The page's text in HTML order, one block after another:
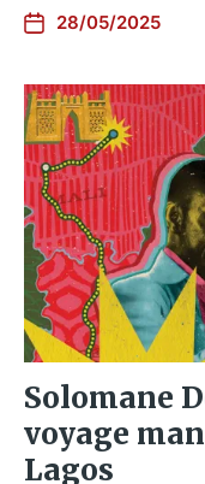
28/05/2025
Solomane
voyage
Lagos